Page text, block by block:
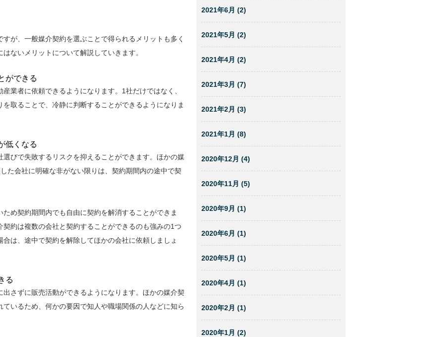
が、一般媒介契約を選ぶことで得られるメリットも多く
ないメリットについて解説していきます。
ができる
業者に依頼できるようになります。1社だけではなく、
取ることで、冷静に判断することができるようになりま
低くなる
びで失敗するリスクを抑えることができます。ほかの媒
た会社に明確な非がない限りは、契約期間内の途中で契
め契約期間内でも自由に契約を解消することができま
約は複数の会社と契約することができるのも強みの1つ
は、途中で契約を解除してほかの会社に依頼しましょ
る
さずに販売活動ができるようになります。ほかの媒介契
いるため、何かの要因で知人や職場関係の人などに知ら
2021年6月 (2)
2021年5月 (2)
2021年4月 (2)
2021年3月 (7)
2021年2月 (3)
2021年1月 (8)
2020年12月 (4)
2020年11月 (5)
2020年9月 (1)
2020年6月 (1)
2020年5月 (1)
2020年4月 (1)
2020年2月 (1)
2020年1月 (2)